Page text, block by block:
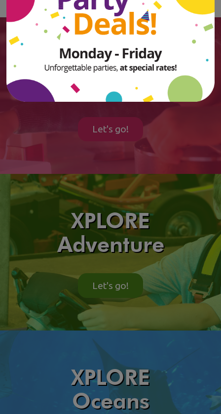
XPLORE
Science
Let's go!
XPLORE
Adventure
Let's go!
XPLORE
Oceans